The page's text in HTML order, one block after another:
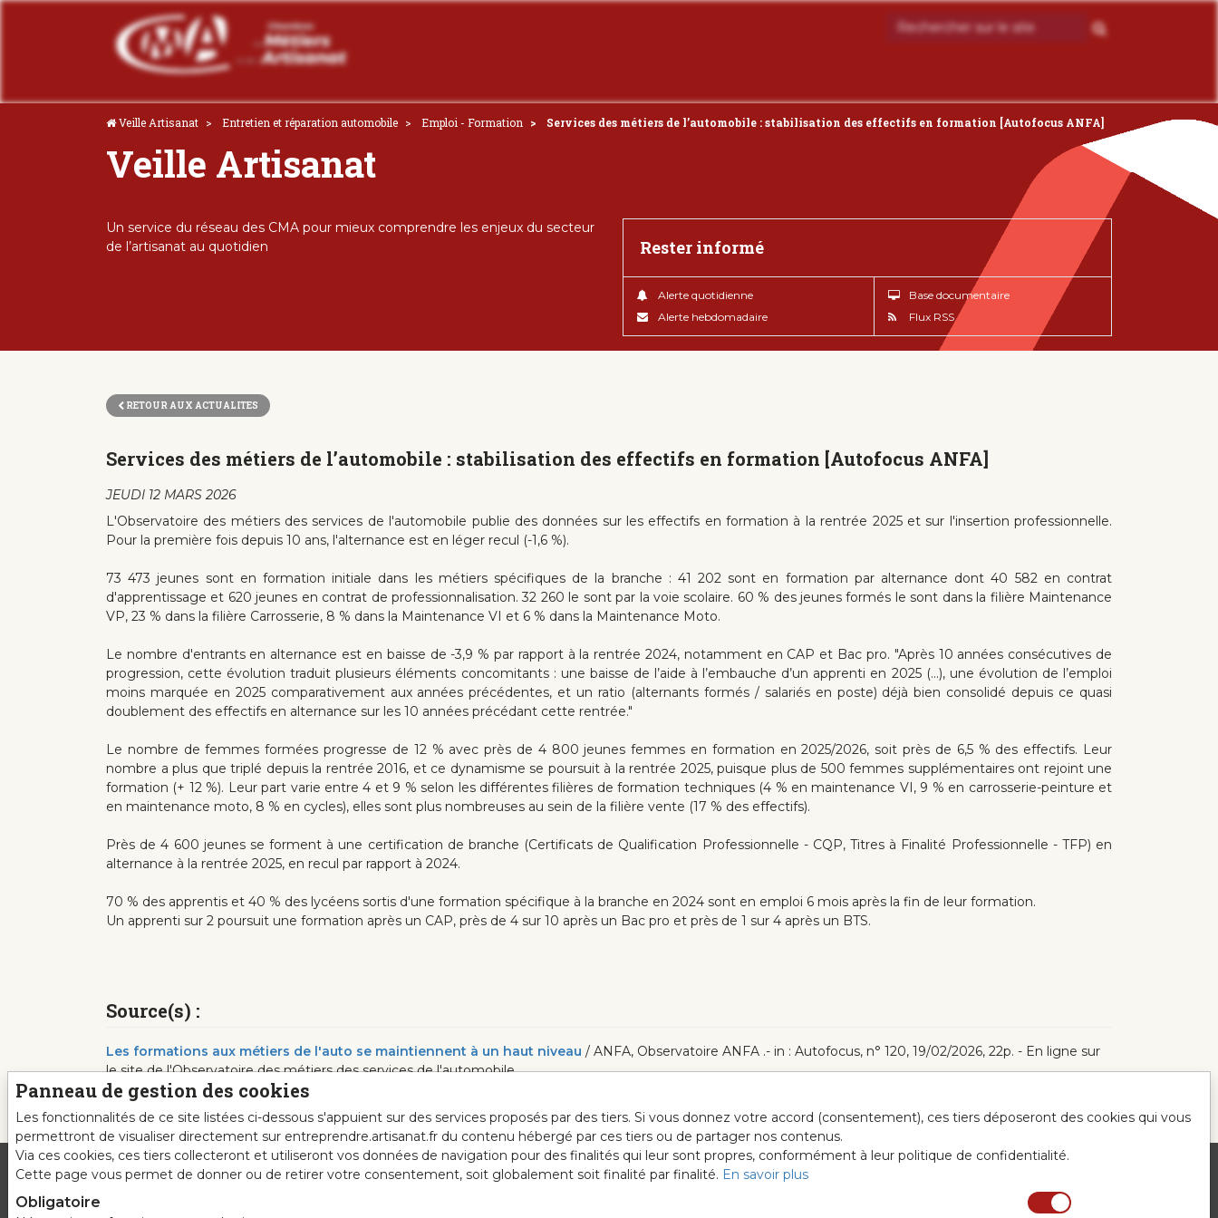
Veille Artisanat Entretien et réparation automobile Emploi - Formation Services des métiers de l’automobile : stabilisation des effectifs en formation [Autofocus ANFA]
Veille Artisanat
Un service du réseau des CMA pour mieux comprendre les enjeux du secteur
de l’artisanat au quotidien
Rester informé
Alerte quotidienne
Alerte hebdomadaire
Base documentaire
Flux RSS
RETOUR AUX ACTUALITES
Services des métiers de l’automobile : stabilisation des effectifs en formation [Autofocus ANFA]
JEUDI 12 MARS 2026
L'Observatoire des métiers des services de l'automobile publie des données sur les effectifs en formation à la rentrée 2025 et sur l'insertion professionnelle.
Pour la première fois depuis 10 ans, l'alternance est en léger recul (-1,6 %).
73 473 jeunes sont en formation initiale dans les métiers spécifiques de la branche : 41 202 sont en formation par alternance dont 40 582 en contrat
d'apprentissage et 620 jeunes en contrat de professionnalisation. 32 260 le sont par la voie scolaire. 60 % des jeunes formés le sont dans la filière Maintenance
VP, 23 % dans la filière Carrosserie, 8 % dans la Maintenance VI et 6 % dans la Maintenance Moto.
Le nombre d'entrants en alternance est en baisse de -3,9 % par rapport à la rentrée 2024, notamment en CAP et Bac pro. "Après 10 années consécutives de
progression, cette évolution traduit plusieurs éléments concomitants : une baisse de l’aide à l’embauche d’un apprenti en 2025 (...), une évolution de l’emploi
moins marquée en 2025 comparativement aux années précédentes, et un ratio (alternants formés / salariés en poste) déjà bien consolidé depuis ce quasi
doublement des effectifs en alternance sur les 10 années précédant cette rentrée."
Le nombre de femmes formées progresse de 12 % avec près de 4 800 jeunes femmes en formation en 2025/2026, soit près de 6,5 % des effectifs. Leur
nombre a plus que triplé depuis la rentrée 2016, et ce dynamisme se poursuit à la rentrée 2025, puisque plus de 500 femmes supplémentaires ont rejoint une
formation (+ 12 %). Leur part varie entre 4 et 9 % selon les différentes filières de formation techniques (4 % en maintenance VI, 9 % en carrosserie-peinture et
en maintenance moto, 8 % en cycles), elles sont plus nombreuses au sein de la filière vente (17 % des effectifs).
Près de 4 600 jeunes se forment à une certification de branche (Certificats de Qualification Professionnelle - CQP, Titres à Finalité Professionnelle - TFP) en
alternance à la rentrée 2025, en recul par rapport à 2024.
70 % des apprentis et 40 % des lycéens sortis d'une formation spécifique à la branche en 2024 sont en emploi 6 mois après la fin de leur formation.
Un apprenti sur 2 poursuit une formation après un CAP, près de 4 sur 10 après un Bac pro et près de 1 sur 4 après un BTS.
Source(s) :
Les formations aux métiers de l'auto se maintiennent à un haut niveau / ANFA, Observatoire ANFA .- in : Autofocus, n° 120, 19/02/2026, 22p. - En ligne sur
le site de l'Observatoire des métiers des services de l'automobile
Panneau de gestion des cookies
Les fonctionnalités de ce site listées ci-dessous s'appuient sur des services proposés par des tiers. Si vous donnez votre accord (consentement), ces tiers déposeront des cookies qui vous
permettront de visualiser directement sur entreprendre.artisanat.fr du contenu hébergé par ces tiers ou de partager nos contenus.
Via ces cookies, ces tiers collecteront et utiliseront vos données de navigation pour des finalités qui leur sont propres, conformément à leur politique de confidentialité.
Cette page vous permet de donner ou de retirer votre consentement, soit globalement soit finalité par finalité. En savoir plus
Obligatoire